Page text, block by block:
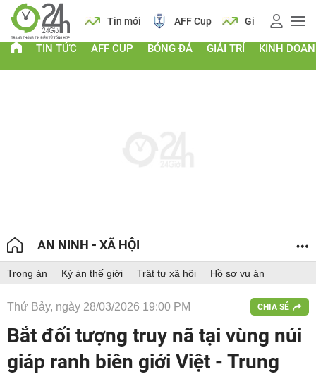
Lịch Tin mới AFF Cup Giá vàng
TIN TỨC AFF CUP BÓNG ĐÁ GIẢI TRÍ KINH
AN NINH - XÃ HỘI
Trọng án Kỳ án thế giới Trật tự xã hội Hồ sơ vụ án
Thứ Bảy, ngày 28/03/2026 19:00 PM CHIA SẺ
Bắt đối tượng truy nã tại vùng núi
giáp ranh biên giới Việt - Trung